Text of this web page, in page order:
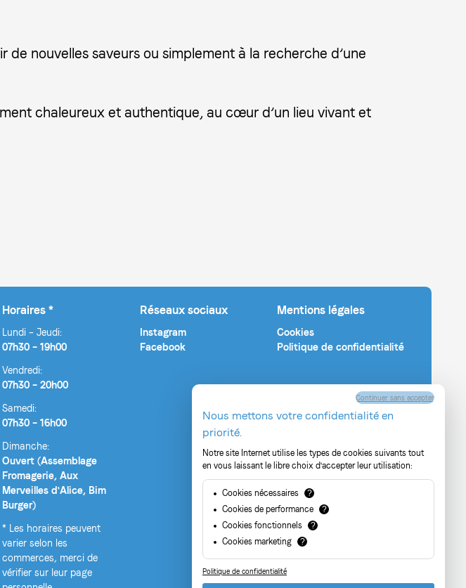
nouvelles saveurs ou simplement à la recherche d’une
chaleureux et authentique, au cœur d’un lieu vivant et
Horaires *
Lundi – Jeudi:
07h30 – 19h00
Vendredi:
07h30 – 20h00
Samedi:
07h30 – 16h00
Dimanche:
Ouvert (Assemblage
Fromagerie, Aux
Merveilles d'Alice, Bim
Burger)
* Les horaires peuvent
varier selon les
commerces, merci de
vérifier sur leur page
Réseaux sociaux
Instagram
Facebook
Mentions légales
Cookies
Politique de confidentialité
Continuer sans accepter
Nous mettons votre confidentialité en
priorité.
Notre site Internet utilise les types de cookies suivants tout
en vous laissant le libre choix d'accepter leur utilisation:
Cookies nécessaires
?
Cookies de performance
?
Cookies fonctionnels
?
Cookies marketing
?
Politique de confidentialité